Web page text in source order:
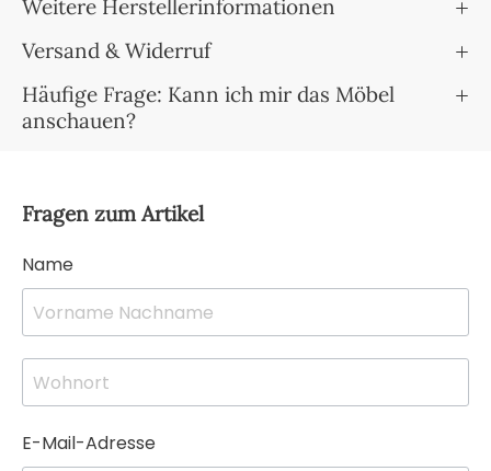
Weitere Herstellerinformationen
Versand & Widerruf
Häufige Frage: Kann ich mir das Möbel
anschauen?
Fragen zum Artikel
Name
E-Mail-Adresse